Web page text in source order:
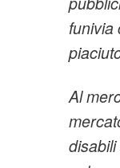
funivia
Al